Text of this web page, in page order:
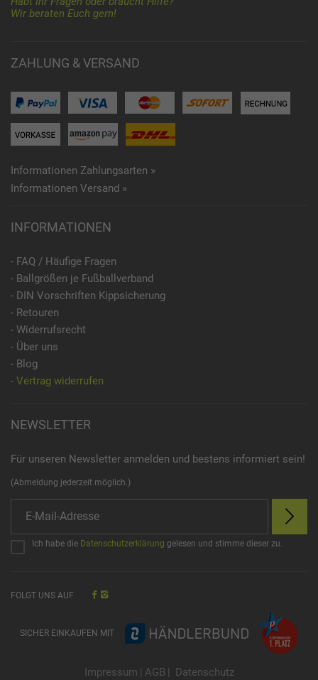
Wir beraten Euch gern!
ZAHLUNG & VERSAND
Informationen Zahlungsarten »
Informationen Versand »
INFORMATIONEN
- FAQ / Häufige Fragen
- Ballgrößen je Fußballverband
- DIN Vorschriften Kippsicherung
- Retouren
- Widerrufsrecht
- Über uns
- Blog
- Vertrag widerrufen
NEWSLETTER
Für unseren Newsletter anmelden und bestens informiert sein!
(Abmeldung jederzeit möglich.)
Ich habe die Datenschutzerklärung gelesen und stimme dieser zu.
FOLGT UNS AUF
SICHER EINKAUFEN MIT
Impressum | AGB | Datenschutz